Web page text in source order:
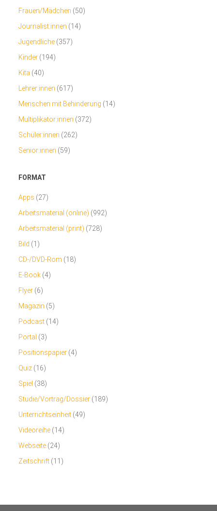
Frauen/Mädchen (50)
Journalist:innen (14)
Jugendliche (357)
Kinder (194)
Kita (40)
Lehrer:innen (617)
Menschen mit Behinderung (14)
Multiplikator:innen (372)
Schüler:innen (262)
Senior:innen (59)
FORMAT
Apps (27)
Arbeitsmaterial (online) (992)
Arbeitsmaterial (print) (728)
Bild (1)
CD-/DVD-Rom (18)
E-Book (4)
Flyer (6)
Magazin (5)
Podcast (14)
Portal (3)
Positionspapier (4)
Quiz (16)
Spiel (38)
Studie/Vortrag/Dossier (189)
Unterrichtseinheit (49)
Videoreihe (14)
Webseite (24)
Zeitschrift (11)